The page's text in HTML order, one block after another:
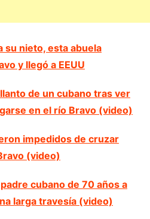
su nieto, esta abuela
y llegó a EEUU
de un cubano tras ver
en el río Bravo (video)
impedidos de cruzar
(video)
cubano de 70 años a
larga travesía (video)